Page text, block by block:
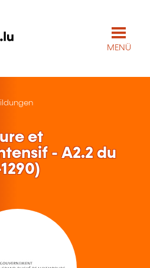
MENÜ
et
- A2.2 du